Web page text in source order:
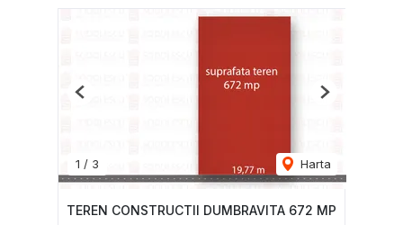
1 / 3 Harta
Previous Next
TEREN CONSTRUCTII DUMBRAVITA 672 MP